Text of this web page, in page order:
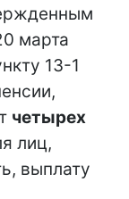
марта
13-1
четырех
лиц,
выплату